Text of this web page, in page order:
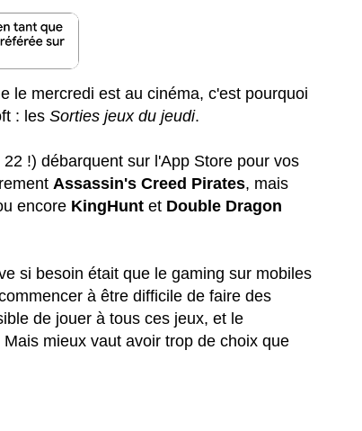
le mercredi est au cinéma, c'est pourquoi
: lesSorties jeux du jeudi.
22 !) débarquent sur l'App Store pour vos
Assassin's Creed Pirates, mais
encore KingHunt et Double Dragon
si besoin était que le gaming sur mobiles
à être difficile de faire des
de jouer à tous ces jeux, et le
mieux vaut avoir trop de choix que